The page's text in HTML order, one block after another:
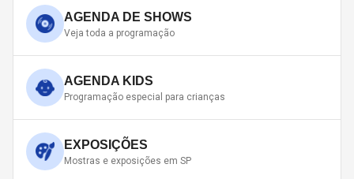
AGENDA DE SHOWS
Veja toda a programação
AGENDA KIDS
Programação especial para crianças
EXPOSIÇÕES
Mostras e exposições em SP